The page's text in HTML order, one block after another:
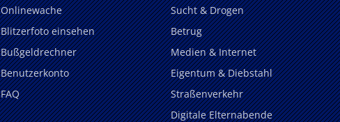
Onlinewache
Blitzerfoto einsehen
Bußgeldrechner
Benutzerkonto
FAQ
Sucht & Drogen
Betrug
Medien & Internet
Eigentum & Diebstahl
Straßenverkehr
Digitale Elternabende